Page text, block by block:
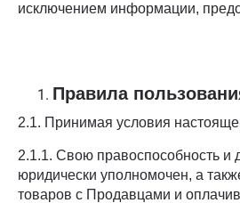
исключением информации,
Правила
2.1. Принимая условия
2.1.1. Свою правоспособность и
юридически уполномочен, а
товаров с Продавцами и